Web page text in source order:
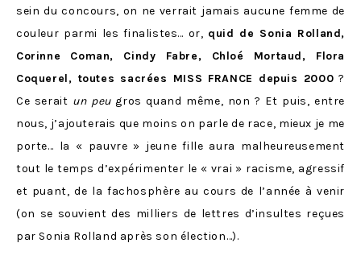
sein du concours, on ne verrait jamais aucune femme de
couleur parmi les finalistes… or, quid de Sonia Rolland,
Corinne Coman, Cindy Fabre, Chloé Mortaud, Flora
Coquerel, toutes sacrées MISS FRANCE depuis 2000 ?
Ce serait un peugros quand même, non ? Et puis, entre
nous, j’ajouterais que moins on parle de race, mieux je me
porte… la « pauvre » jeune fille aura malheureusement
tout le temps d’expérimenter le « vrai » racisme, agressif
et puant, de la fachosphère au cours de l’année à venir
(on se souvient des milliers de lettres d’insultes reçues
par Sonia Rolland après son élection…).